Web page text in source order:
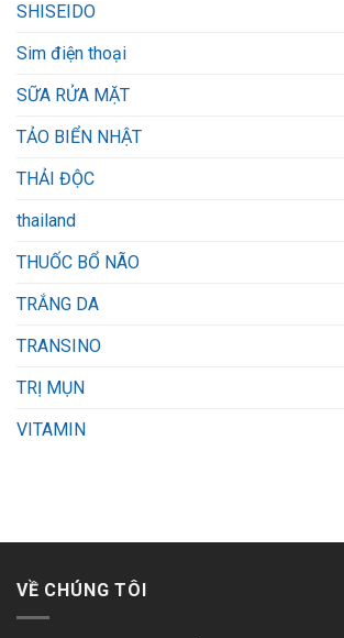
SHISEIDO
Sim điện thoại
SỮA RỬA MẶT
TẢO BIỂN NHẬT
THẢI ĐỘC
thailand
THUỐC BỔ NÃO
TRẮNG DA
TRANSINO
TRỊ MỤN
VITAMIN
VỀ CHÚNG TÔI